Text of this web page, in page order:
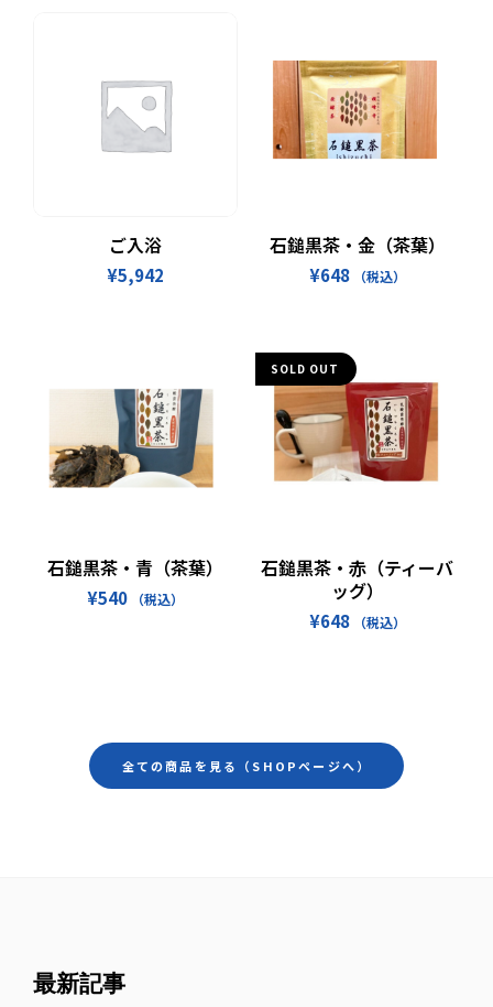
お買い物カゴに追加
ご入浴
¥5,942
続きを読む
石鎚黒茶・金（茶葉）
¥648 （税込）
お買い物カゴに追加
石鎚黒茶・青（茶葉）
¥540 （税込）
SOLD OUT
続きを読む
石鎚黒茶・赤（ティーバ
ッグ）
¥648 （税込）
全ての商品を見る（SHOPページへ）
最新記事